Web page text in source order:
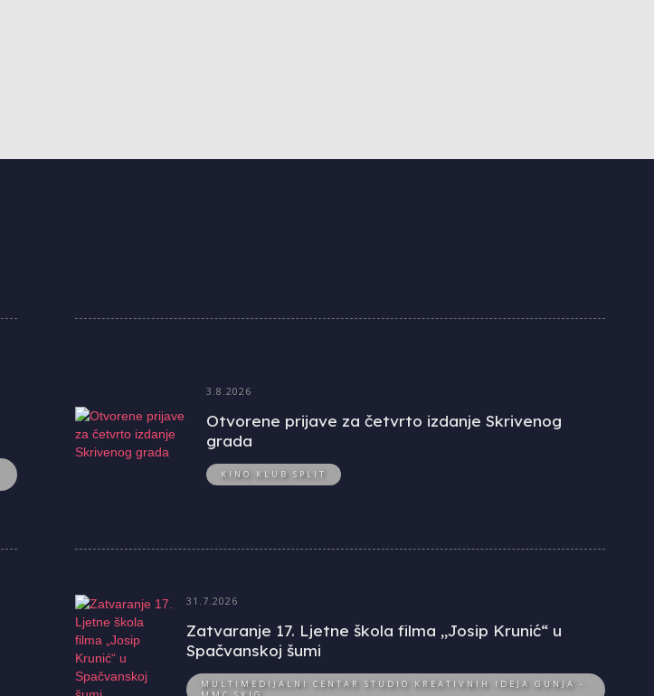
3.8.2026
Otvorene prijave za četvrto izdanje Skrivenog
grada
KINO KLUB SPLIT
31.7.2026
Zatvaranje 17. Ljetne škola filma „Josip Krunić“ u
Spačvanskoj šumi
MULTIMEDIJALNI CENTAR STUDIO KREATIVNIH IDEJA GUNJA -